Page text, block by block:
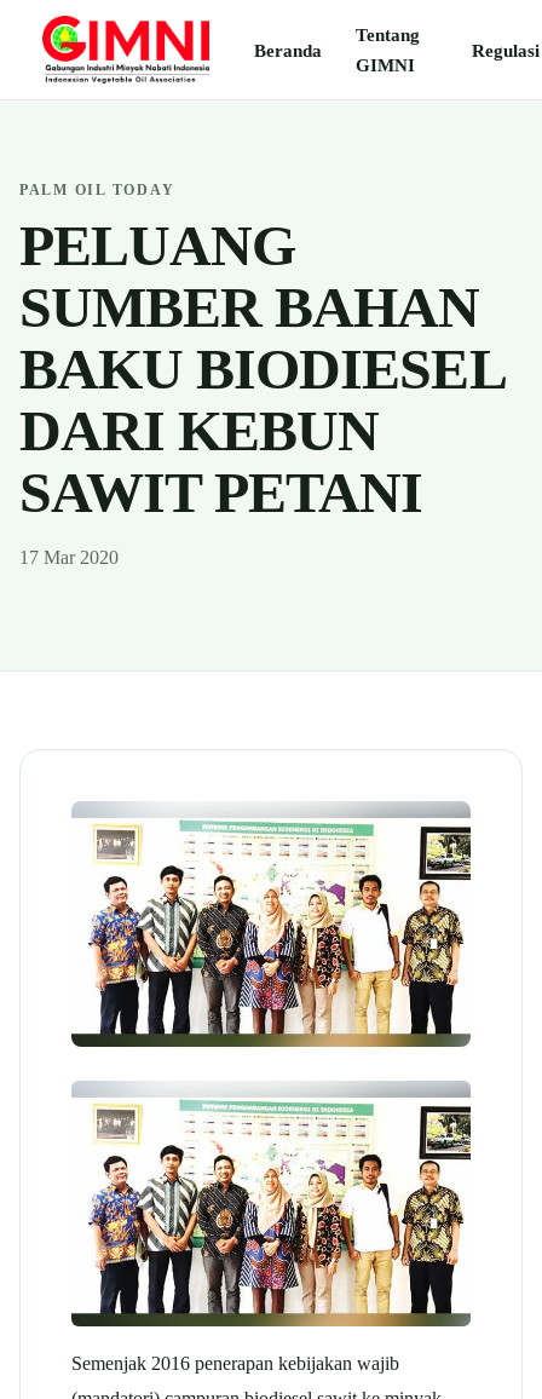
Beranda
Tentang
GIMNI
Regulasi
PALM OIL TODAY
PELUANG
SUMBER BAHAN
BAKU BIODIESEL
DARI KEBUN
SAWIT PETANI
17 Mar 2020
Semenjak 2016 penerapan kebijakan wajib